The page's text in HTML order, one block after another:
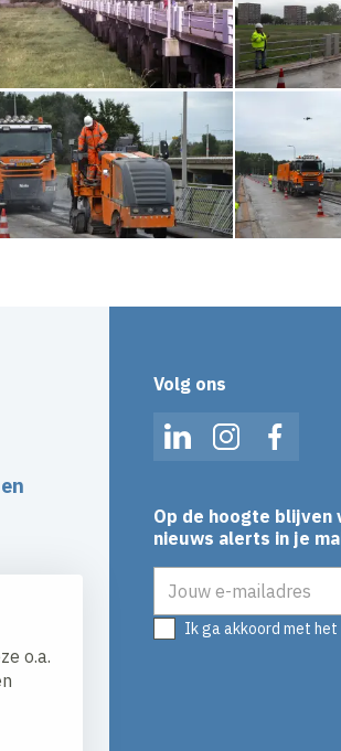
o.a.
Volg ons
LinkedInInstagramFacebook
Op de hoogte blijven
nieuws alerts in je
Ik ga akkoord met het